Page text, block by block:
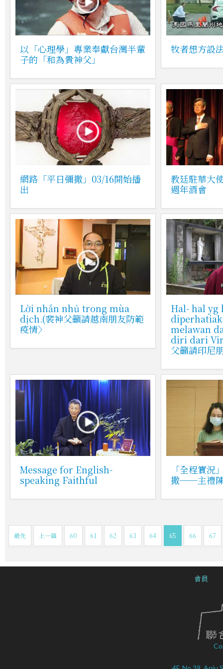
以「心理學」專業奉獻台灣半輩
子的「和為貴神父」
牧者想方設
網路「平日彌撒」03/16開始播
出
教廷駐華大
週年酒會
Lời nhắn nhủ trong mùa
dịch.(裴神父籲請越南朋友防範
疫情〉
Hal- hal yg
melawan
diri dari
父籲請印尼
Message for English-
speaking Faithful
「全程實況
撒──主禮
最先 上一篇 60 61 62 63 64 65 66 67
會員